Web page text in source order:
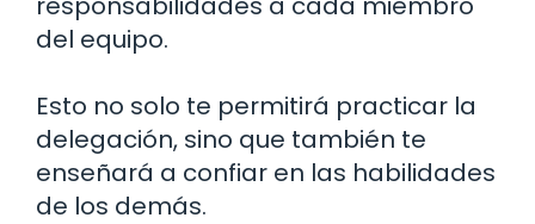
del equipo.
Esto no solo te permitirá practicar la
delegación, sino que también te
enseñará a confiar en las habilidades
de los demás.